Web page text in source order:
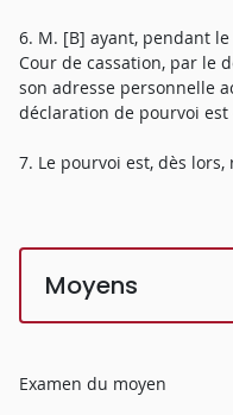
6. M. [B] ayant, pendant
Cour de cassation, par le
son adresse personnelle
déclaration de pourvoi est
7. Le pourvoi est, dès lors,
Moyens
Examen du moyen